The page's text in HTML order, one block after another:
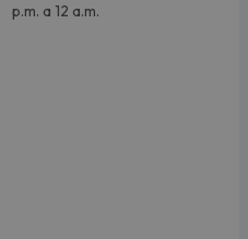
p.m. a 12 a.m.